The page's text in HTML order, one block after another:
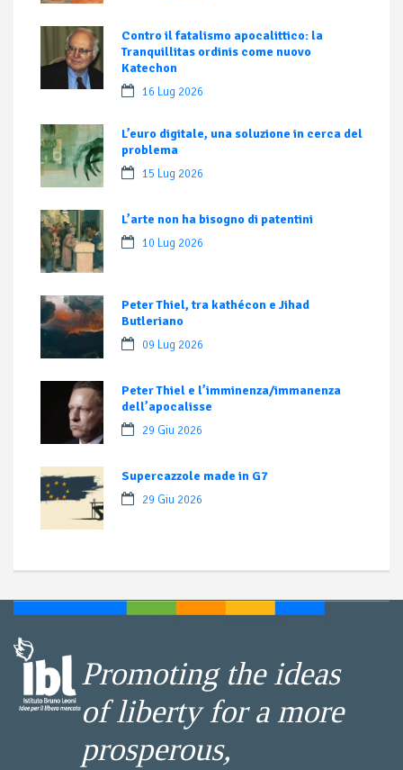
Contro il fatalismo apocalittico: la
Tranquillitas ordinis come nuovo
Katechon
16 Lug 2026
L’euro digitale, una soluzione in cerca del
problema
15 Lug 2026
L’arte non ha bisogno di patentini
10 Lug 2026
Peter Thiel, tra kathécon e Jihad
Butleriano
09 Lug 2026
Peter Thiel e l’imminenza/immanenza
dell’apocalisse
29 Giu 2026
Supercazzole made in G7
29 Giu 2026
Promoting the ideas
of liberty for a more
prosperous,